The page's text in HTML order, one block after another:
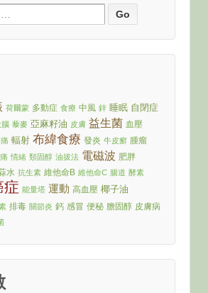
荷爾蒙 多動症 食療 中風 鋅 睡眠 自閉症
腦 藜麥 亞麻籽油 皮膚 益生菌 血壓
輻射 布緯食療 發炎 牛皮癬 腫瘤
情緒 類固醇 油拔法 電磁波 肥胖
水 抗生素 維他命B 維他命C 腸道 酵素
症 能量塔 運動 高血壓 椰子油
排毒 關節炎 鈣 感冒 便秘 膽固醇 皮膚病